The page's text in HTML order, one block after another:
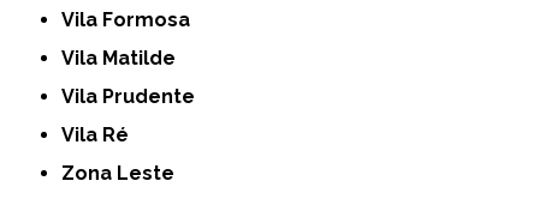
Vila Formosa
Vila Matilde
Vila Prudente
Vila Ré
Zona Leste